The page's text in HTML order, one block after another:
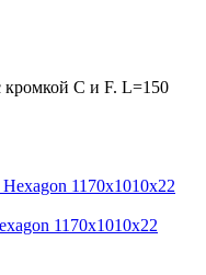
кромкой C и F. L=150
1170x1010x22